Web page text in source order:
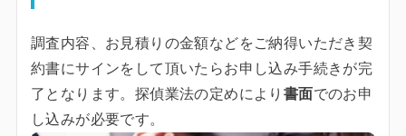
調査内容、お見積りの金額などをご納得いただき契
約書にサインをして頂いたらお申し込み手続きが完
了となります。探偵業法の定めにより 書面でのお申
し込みが必要です。